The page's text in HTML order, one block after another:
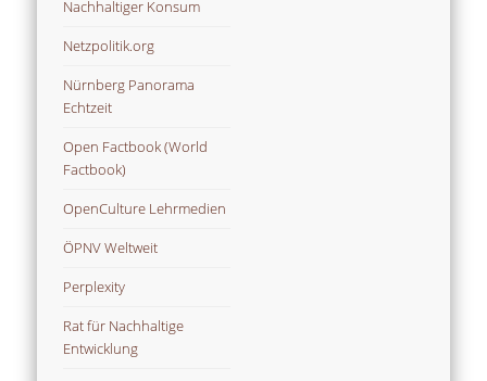
Nachhaltiger Konsum
Netzpolitik.org
Nürnberg Panorama
Echtzeit
Open Factbook (World
Factbook)
OpenCulture Lehrmedien
ÖPNV Weltweit
Perplexity
Rat für Nachhaltige
Entwicklung